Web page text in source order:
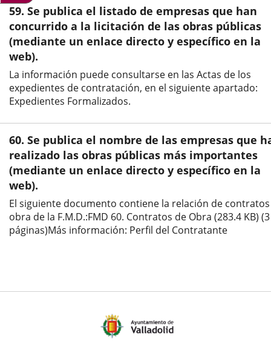
una
aplicación
externa.
una
aplicación
externa.
una
59. Se publica el listado de empresas que han
concurrido a la licitación de las obras públicas
(mediante un enlace directo y específico en la
web).
La información puede consultarse en las Actas de los
expedientes de contratación, en el siguiente apartado:
Expedientes Formalizados.
60. Se publica el nombre de las empresas que
realizado las obras públicas más importantes
(mediante un enlace directo y específico en la
web).
El siguiente documento contiene la relación de
obra de la F.M.D.:FMD 60. Contratos de Obra (283.4 KB) (3
páginas)Más información: Perfil del Contratante